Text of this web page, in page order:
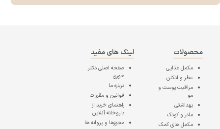
محصولات
مکمل غذایی
عطر و ادکلن
مراقبت پوست و
مو
بهداشتی
مادر و کودک
مکمل های کمک
لینک های مفید
صفحه اصلیدکتر
خوری
درباره ما
قوانین و مقررات
راهنمای خرید از
داروخانه آنلاین
مجوزها و پروانه ها